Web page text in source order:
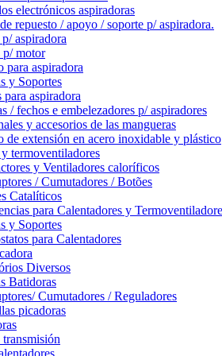
electrónicos aspiradoras
repuesto / apoyo / soporte p/ aspiradora.
aspiradora
p/ motor
para aspiradora
y Soportes
para aspiradora
/ fechos e embelezadores p/ aspiradores
y accesorios de las mangueras
de extensión en acero inoxidable y plástico
termoventiladores
y Ventiladores caloríficos
/ Cumutadores / Botões
Catalíticos
para Calentadores y
y Soportes
para Calentadores
Diversos
Batidoras
Cumutadores / Reguladores
picadoras
transmisión